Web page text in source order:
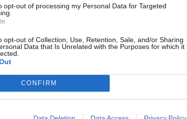
opt-out of processing my Personal Data for Targeted
opt-out of Collection, Use, Retention, Sale, and/or Sharing
Data that Is Unrelated with the Purposes for which it
CONFIRM
„Spiritus Domini” dostępna jest
tu dla Ciebie!
z życia Kościoła w Polsce i na świecie.